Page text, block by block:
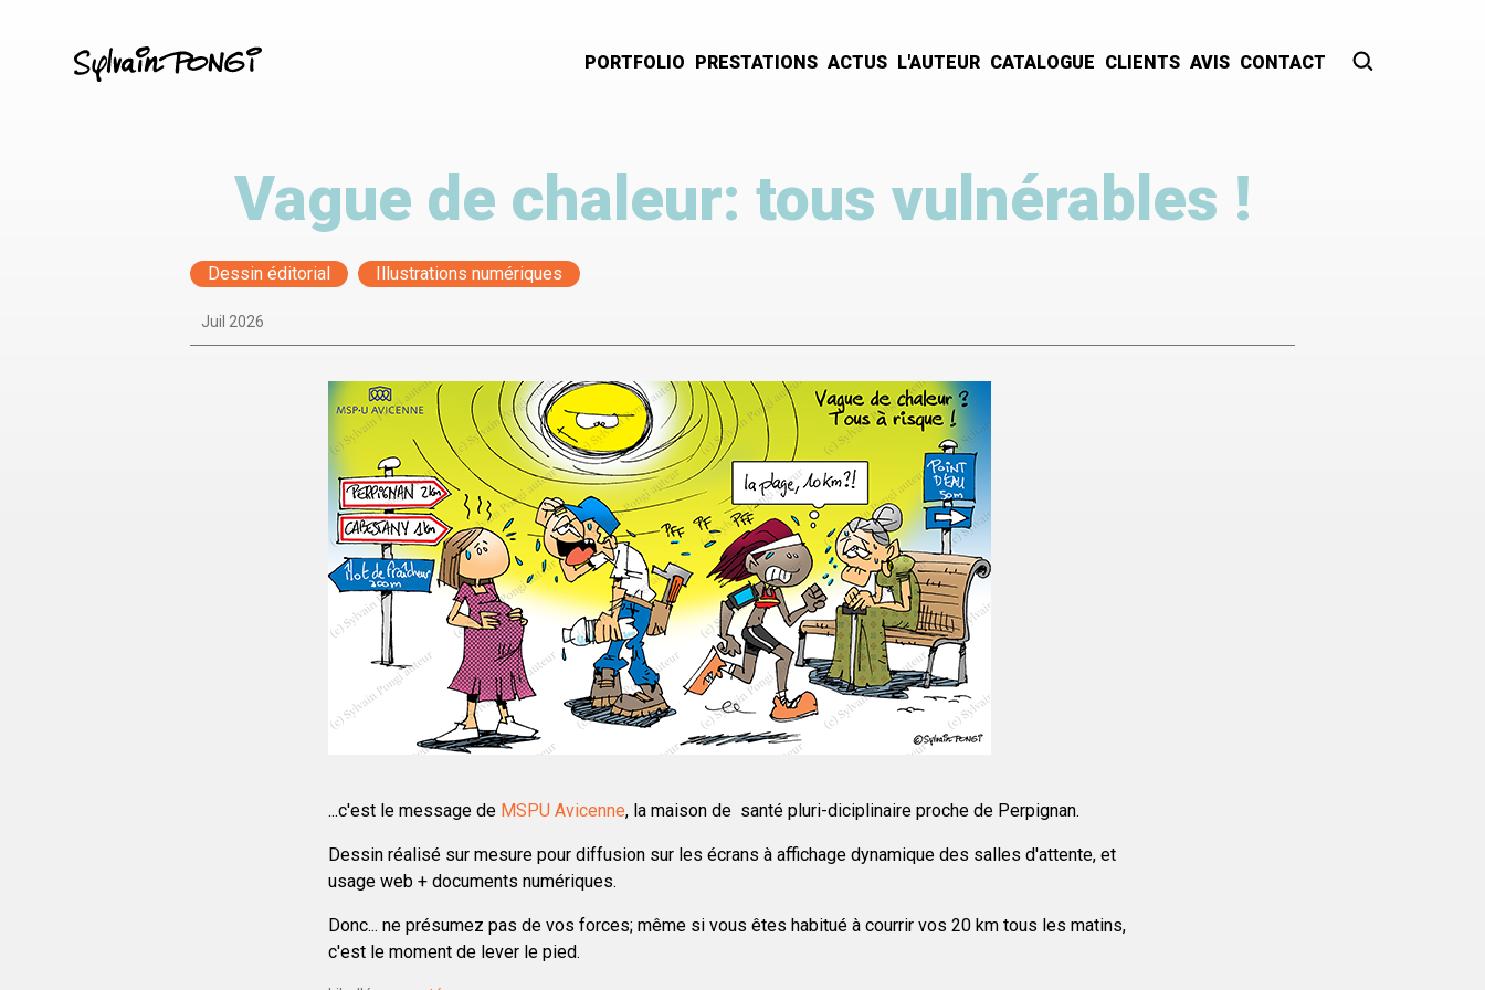
principale
PORTFOLIO PRESTATIONS ACTUS L'AUTEUR CATALOGUE CLIENTS AVIS CONTACT
Vague de chaleur: tous vulnérables !
Dessin éditorial Illustrations numériques
Juil 2026
...c'est le message de MSPU Avicenne, la maison de santé pluri-diciplinaire proche de Perpignan.
Dessin réalisé sur mesure pour diffusion sur les écrans à affichage dynamique des salles d'attente, et
usage web + documents numériques.
Donc... ne présumez pas de vos forces; même si vous êtes habitué à courrir vos 20 km tous les matins,
c'est le moment de lever le pied.